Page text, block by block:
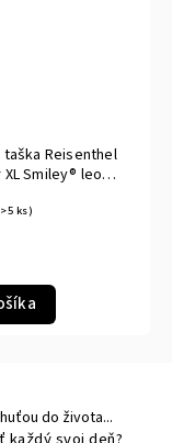
taška Reisenthel
Smiley® leo
ks)
do života...